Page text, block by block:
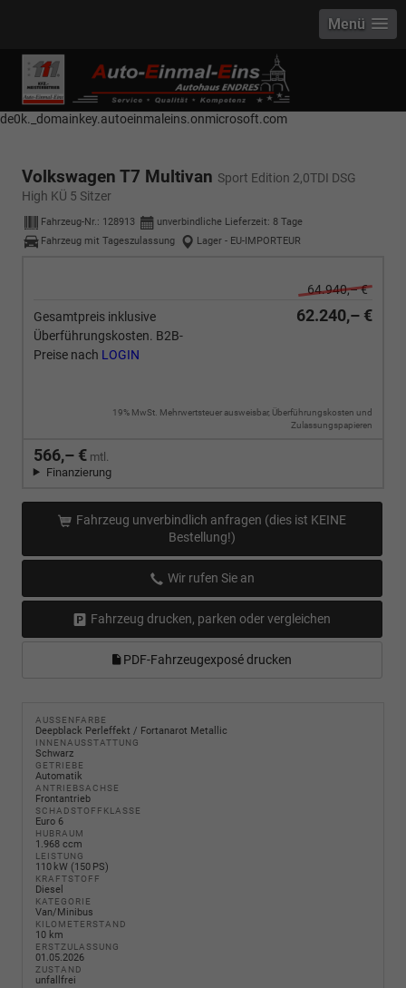
------------ Host Name : selector1._domainkey Points to address or value:
selector1-aee-de0k._domainkey.autoeinmaleins.onmicrosoft.com Host
Name : selector2._domainkey Points to address or value: selector2-aee-
de0k._domainkey.autoeinmaleins.onmicrosoft.com
Menü
Volkswagen T7 Multivan Sport Edition 2,0TDI DSG
High KÜ 5 Sitzer
Fahrzeug-Nr.: 128913 unverbindliche Lieferzeit: 8 Tage
Fahrzeug mit Tageszulassung
Lager - EU-IMPORTEUR
64.940,– €
Gesamtpreis inklusive
Überführungskosten. B2B-
Preise nach LOGIN
62.240,– €
19% MwSt. Mehrwertsteuer ausweisbar, Überführungskosten und
Zulassungspapieren
566,– € mtl.
Finanzierung
Fahrzeug unverbindlich anfragen (dies ist KEINE
Bestellung!)
Wir rufen Sie an
Fahrzeug drucken, parken oder vergleichen
PDF-Fahrzeugexposé drucken
AUSSENFARBE
Deepblack Perleffekt / Fortanarot Metallic
INNENAUSSTATTUNG
Schwarz
GETRIEBE
Automatik
ANTRIEBSACHSE
Frontantrieb
SCHADSTOFFKLASSE
Euro 6
HUBRAUM
1.968 ccm
LEISTUNG
110 kW (150 PS)
KRAFTSTOFF
Diesel
KATEGORIE
Van/Minibus
KILOMETERSTAND
10 km
ERSTZULASSUNG
01.05.2026
ZUSTAND
unfallfrei